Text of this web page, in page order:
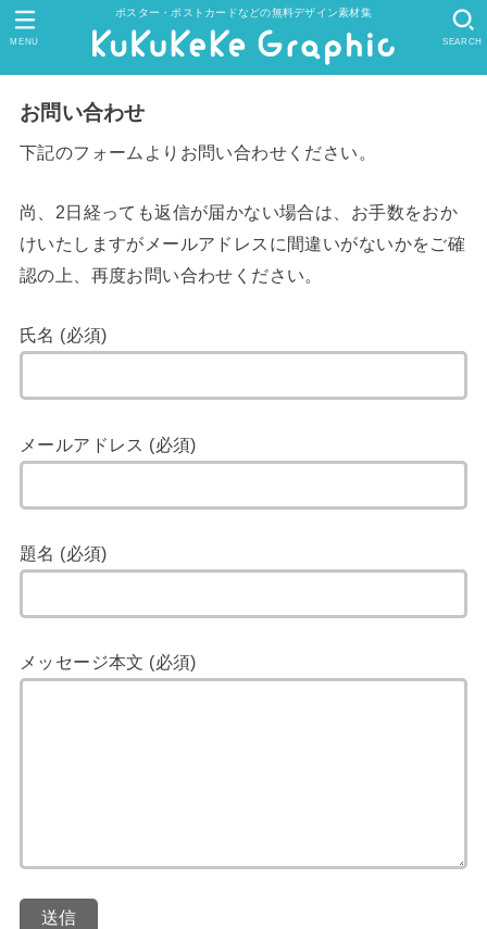
ポスター・ポストカードなどの無料デザイン素材集
SEARCH
MENU
お問い合わせ
下記のフォームよりお問い合わせください。
尚、2日経っても返信が届かない場合は、お手数をおか
けいたしますがメールアドレスに間違いがないかをご確
認の上、再度お問い合わせください。
氏名 (必須)
メールアドレス (必須)
題名 (必須)
メッセージ本文 (必須)